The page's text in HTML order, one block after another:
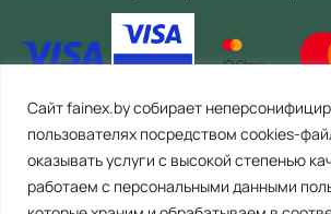
Сайт fainex.by собирает
пользователях посредством cookies-
оказывать услуги с высокой степенью
работаем с персональными данными